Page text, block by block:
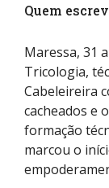
Quem
Maressa, 31
Tricologia,
Cabeleireira
cacheados e
formação
marcou o